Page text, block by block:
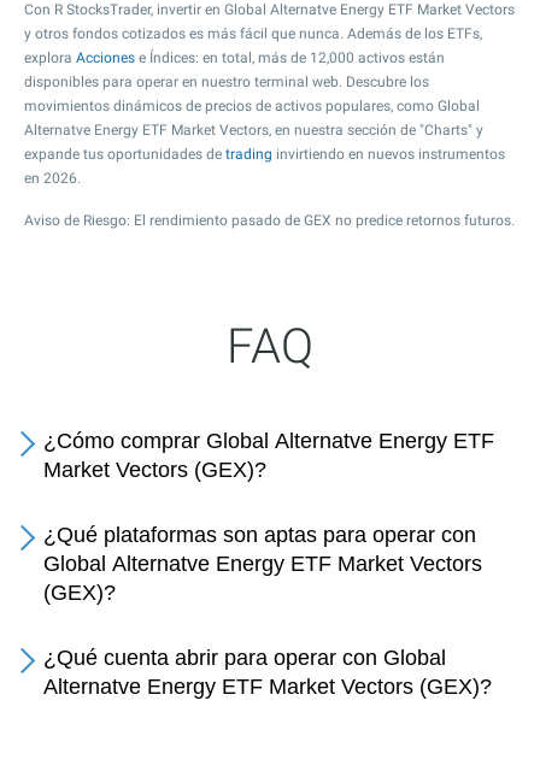
Con R StocksTrader, invertir en Global Alternatve Energy ETF Market Vectors
y otros fondos cotizados es más fácil que nunca. Además de los ETFs,
explora Acciones e Índices: en total, más de 12,000 activos están
disponibles para operar en nuestro terminal web. Descubre los
movimientos dinámicos de precios de activos populares, como Global
Alternatve Energy ETF Market Vectors, en nuestra sección de "Charts" y
expande tus oportunidades de trading invirtiendo en nuevos instrumentos
en 2026.
Aviso de Riesgo: El rendimiento pasado de GEX no predice retornos futuros.
FAQ
¿Cómo comprar Global Alternatve Energy ETF
Market Vectors (GEX)?
¿Qué plataformas son aptas para operar con
Global Alternatve Energy ETF Market Vectors
(GEX)?
¿Qué cuenta abrir para operar con Global
Alternatve Energy ETF Market Vectors (GEX)?